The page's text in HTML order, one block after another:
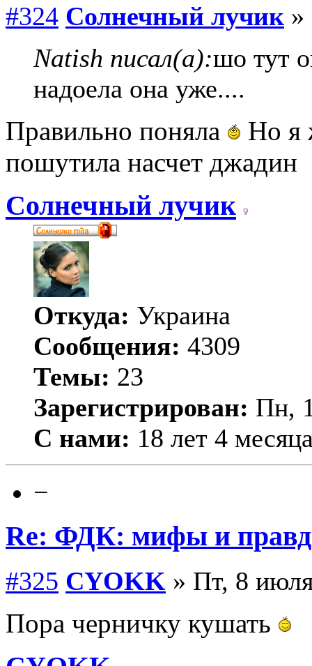
#324 Солнечный лучик »
Natish писал(а):шо тут
надоела она уже....
Правильно поняла
Но я
пошутила насчет джадин
Солнечный лучик
Откуда: Украина
Сообщения: 4309
Темы: 23
Зарегистрирован: Пн,
С нами: 18 лет 4
−
Re: ФДК: мифы и
#325 CYOKK » Пт, 8
Пора черничку кушать